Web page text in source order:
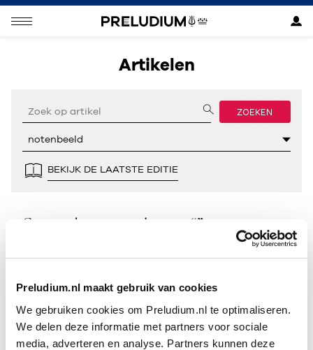
Preludium.nl maakt gebruik van cookies
We gebruiken cookies om Preludium.nl te optimaliseren.
We delen deze informatie met partners voor sociale
media, adverteren en analyse. Partners kunnen deze
Artikelen
ZOEKEN
BEKIJK DE LAATSTE EDITIE
Geen resultaten gevonden voor “”.